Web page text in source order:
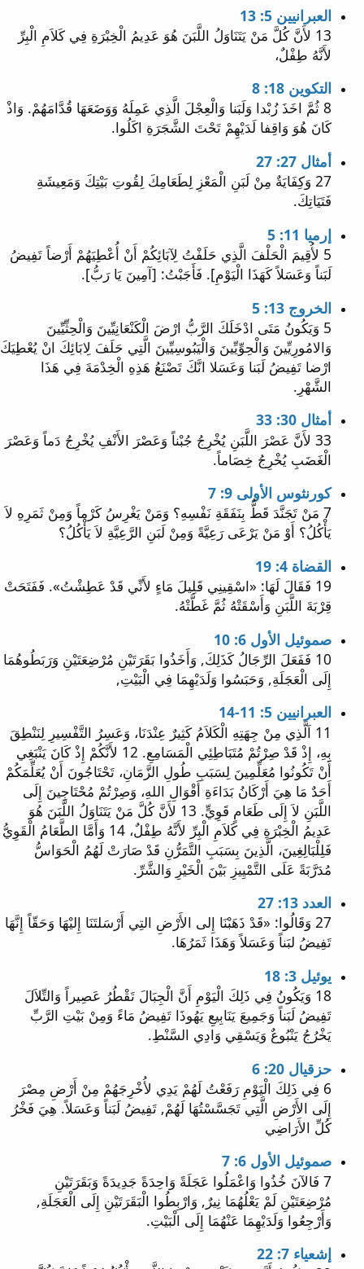
العبرانيين 5: 13
13 لأَنَّ كُلَّ مَنْ يَتَنَاوَلُ اللَّبَنَ هُوَ عَدِيمُ الْخِبْرَةِ فِي كَلاَمِ الْبِرِّ
لأَنَّهُ طِفْلٌ،
التكوين 18: 8
8 ثُمَّ اخَذَ زُبْدا وَلَبَنا وَالْعِجْلَ الَّذِي عَمِلَهُ وَوَضَعَهَا قُدَّامَهُمْ. وَاذْ
كَانَ هُوَ وَاقِفا لَدَيْهِمْ تَحْتَ الشَّجَرَةِ اكَلُوا.
أمثال 27: 27
27 وَكِفَايَةٌ مِنْ لَبَنِ الْمَعْزِ لِطَعَامِكَ لِقُوتِ بَيْتِكَ وَمَعِيشَةِ
فَتَيَاتِكَ.
إرميا 11: 5
5 لأُقِيمَ الْحَلْفَ الَّذِي حَلَفْتُ لِآبَائِكُمْ أَنْ أُعْطِيَهُمْ أَرْضاً تَفِيضُ
لَبَناً وَعَسَلاً كَهَذَا الْيَوْمِ]. فَأَجَبْتُ: [آمِينَ يَا رَبُّ].
الخروج 13: 5
5 وَيَكُونُ مَتَى ادْخَلَكَ الرَّبُّ ارْضَ الْكَنْعَانِيِّينَ وَالْحِثِّيِّينَ
وَالامُورِيِّينَ وَالْحِوِّيِّينَ وَالْيَبُوسِيِّينَ الَّتِي حَلَفَ لِابَائِكَ انْ يُعْطِيَكَ
ارْضا تَفِيضُ لَبَنا وَعَسَلا انَّكَ تَصْنَعُ هَذِهِ الْخِدْمَةَ فِي هَذَا
الشَّهْرِ.
أمثال 30: 33
33 لأَنَّ عَصْرَ اللَّبَنِ يُخْرِجُ جُبْناً وَعَصْرَ الأَنْفِ يُخْرِجُ دَماً وَعَصْرَ
الْغَضَبِ يُخْرِجُ خِصَاماً.
كورنثوس الأولى 9: 7
7 مَنْ تَجَنَّدَ قَطُّ بِنَفَقَةِ نَفْسِهِ؟ وَمَنْ يَغْرِسُ كَرْماً وَمِنْ ثَمَرِهِ لاَ
يَأْكُلُ؟ أَوْ مَنْ يَرْعَى رَعِيَّةً وَمِنْ لَبَنِ الرَّعِيَّةِ لاَ يَأْكُلُ؟
القضاة 4: 19
19 فَقَالَ لَهَا: «اسْقِينِي قَلِيلَ مَاءٍ لأَنِّي قَدْ عَطِشْتُ». فَفَتَحَتْ
قِرْبَةَ اللَّبَنِ وَأَسْقَتْهُ ثُمَّ غَطَّتْهُ.
صموئيل الأول 6: 10
10 فَفَعَلَ الرِّجَالُ كَذَلِكَ, وَأَخَذُوا بَقَرَتَيْنِ مُرْضِعَتَيْنِ وَرَبَطُوهُمَا
إِلَى الْعَجَلَةِ, وَحَبَسُوا وَلَدَيْهِمَا فِي الْبَيْتِ,
العبرانيين 5: 11-14
11 اَلَّذِي مِنْ جِهَتِهِ الْكَلاَمُ كَثِيرٌ عِنْدَنَا، وَعَسِرُ التَّفْسِيرِ لِنَنْطِقَ
بِهِ، إِذْ قَدْ صِرْتُمْ مُتَبَاطِئِي الْمَسَامِعِ. 12 لأَنَّكُمْ إِذْ كَانَ يَنْبَغِي
أَنْ تَكُونُوا مُعَلِّمِينَ لِسَبَبِ طُولِ الزَّمَانِ، تَحْتَاجُونَ أَنْ يُعَلِّمَكُمْ
أَحَدٌ مَا هِيَ أَرْكَانُ بَدَاءَةِ أَقْوَالِ اللهِ، وَصِرْتُمْ مُحْتَاجِينَ إِلَى
اللَّبَنِ لاَ إِلَى طَعَامٍ قَوِيٍّ. 13 لأَنَّ كُلَّ مَنْ يَتَنَاوَلُ اللَّبَنَ هُوَ
عَدِيمُ الْخِبْرَةِ فِي كَلاَمِ الْبِرِّ لأَنَّهُ طِفْلٌ، 14 وَأَمَّا الطَّعَامُ الْقَوِيُّ
فَلِلْبَالِغِينَ، الَّذِينَ بِسَبَبِ التَّمَرُّنِ قَدْ صَارَتْ لَهُمُ الْحَوَاسُّ
مُدَرَّبَةً عَلَى التَّمْيِيزِ بَيْنَ الْخَيْرِ وَالشَّرِّ.
العدد 13: 27
27 وَقَالُوا: «قَدْ ذَهَبْنَا إِلى الأَرْضِ التِي أَرْسَلتَنَا إِليْهَا وَحَقّاً إِنَّهَا
تَفِيضُ لبَناً وَعَسَلاً وَهَذَا ثَمَرُهَا.
يوئيل 3: 18
18 وَيَكُونُ فِي ذَلِكَ الْيَوْمِ أَنَّ الْجِبَالَ تَقْطُرُ عَصِيراً وَالتِّلاَلَ
تَفِيضُ لَبَناً وَجَمِيعَ يَنَابِيعِ يَهُوذَا تَفِيضُ مَاءً وَمِنْ بَيْتِ الرَّبِّ
يَخْرُجُ يَنْبُوعٌ وَيَسْقِي وَادِي السَّنْطِ.
حزقيال 20: 6
6 فِي ذَلِكَ الْيَوْمِ رَفَعْتُ لَهُمْ يَدِي لأُخْرِجَهُمْ مِنْ أَرْضِ مِصْرَ
إِلَى الأَرْضِ الَّتِي تَجَسَّسْتُهَا لَهُمْ, تَفِيضُ لَبَناً وَعَسَلاً. هِيَ فَخْرُ
كُلِّ الأَرَاضِي
صموئيل الأول 6: 7
7 فَالآنَ خُذُوا وَاعْمَلُوا عَجَلَةً وَاحِدَةً جَدِيدَةً وَبَقَرَتَيْنِ
مُرْضِعَتَيْنِ لَمْ يَعْلُهُمَا نِيرٌ, وَارْبِطُوا الْبَقَرَتَيْنِ إِلَى الْعَجَلَةِ,
وَأَرْجِعُوا وَلَدَيْهِمَا عَنْهُمَا إِلَى الْبَيْتِ.
إشعياء 7: 22